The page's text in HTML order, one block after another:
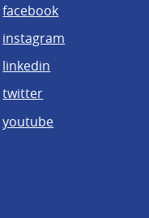
facebook
instagram
linkedin
twitter
youtube